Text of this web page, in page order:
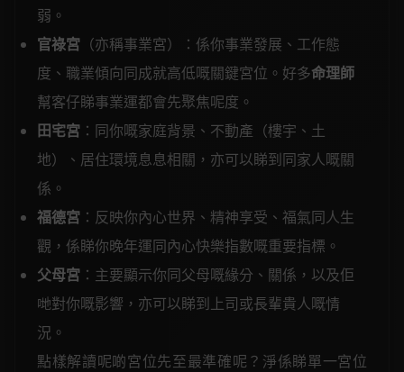
弱。
官祿宮 （亦稱事業宮）：係你事業發展、工作態
度、職業傾向同成就高低嘅關鍵宮位。好多命理師
幫客仔睇事業運都會先聚焦呢度。
田宅宮 ：同你嘅家庭背景、不動產（樓宇、土
地）、居住環境息息相關，亦可以睇到同家人嘅關
係。
福德宮 ：反映你內心世界、精神享受、福氣同人生
觀，係睇你晚年運同內心快樂指數嘅重要指標。
父母宮 ：主要顯示你同父母嘅緣分、關係，以及佢
哋對你嘅影響，亦可以睇到上司或長輩貴人嘅情
況。
點樣解讀呢啲宮位先至最準確呢？淨係睇單一宮位